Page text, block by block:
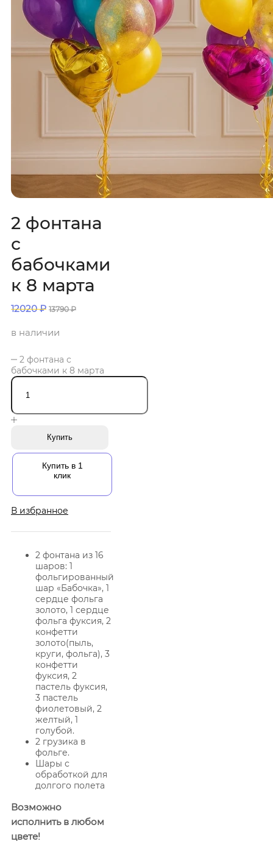
2 фонтана
с
бабочками
к 8 марта
12020₽ 13790₽
в наличии
2 фонтана с
бабочками к 8 марта
Купить
Купить в 1
клик
В избранное
2 фонтана из 16
шаров: 1
фольгированный
шар «Бабочка», 1
сердце фольга
золото, 1 сердце
фольга фуксия, 2
конфетти
золото(пыль,
круги, фольга), 3
конфетти
фуксия, 2
пастель фуксия,
3 пастель
фиолетовый, 2
желтый, 1
голубой.
2 грузика в
фольге.
Шары с
обработкой для
долгого полета
Возможно
исполнить в любом
цвете!